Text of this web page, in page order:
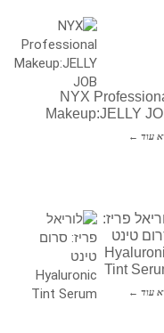
NYX
Makeup:JELLY
עוד ←
פריז:
טינט
Tint
עוד ←